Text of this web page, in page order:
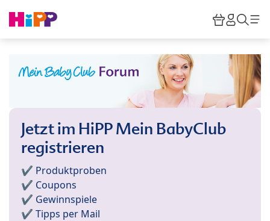
HiPP
Jetzt im HiPP Mein BabyClub
registrieren
✔️ Produktproben
✔️ Coupons
✔️ Gewinnspiele
✔️ Tipps per Mail